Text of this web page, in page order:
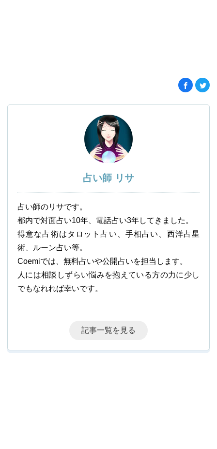
占い師 リサ
占い師のリサです。
都内で対面占い10年、電話占い3年してきました。
得意な占術はタロット占い、手相占い、西洋占星
術、ルーン占い等。
Coemiでは、無料占いや公開占いを担当します。
人には相談しずらい悩みを抱えている方の力に少し
でもなれれば幸いです。
記事一覧を見る